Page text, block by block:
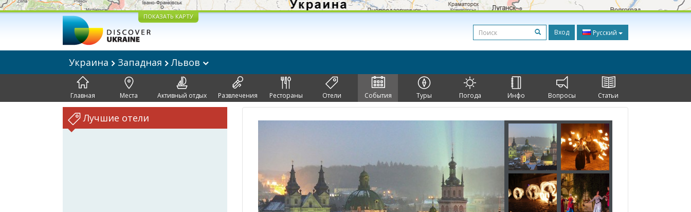
ПОКАЗАТЬ КАРТУ
Вход Русский
Украина Западная Львов
Главная Места Активный отдых Развлечения Рестораны Отели События Туры Погода Инфо Вопросы Статьи
Лучшие отели